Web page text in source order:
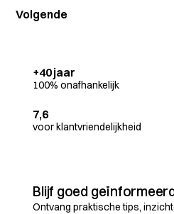
+40 jaar
100% onafhankelijk
7,6
voor klantvriendelijkheid
Blijf goed
Ontvang praktische tips,